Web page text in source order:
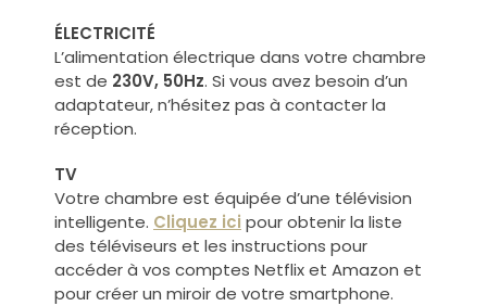
ÉLECTRICITÉ
L’alimentation électrique dans votre chambre
est de 230V, 50Hz. Si vous avez besoin d’un
adaptateur, n’hésitez pas à contacter la
réception.
TV
Votre chambre est équipée d’une télévision
intelligente. Cliquez ici pour obtenir la liste
des téléviseurs et les instructions pour
accéder à vos comptes Netflix et Amazon et
pour créer un miroir de votre smartphone.